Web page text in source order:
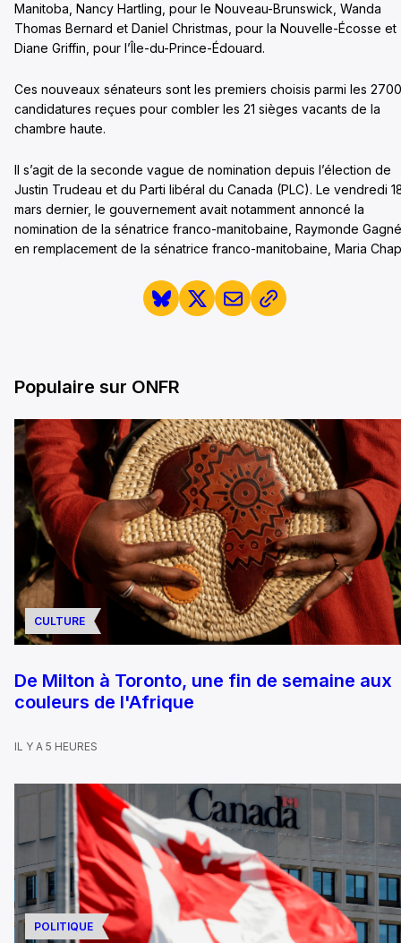
Manitoba, Nancy Hartling, pour le Nouveau-Brunswick, Wanda
Thomas Bernard et Daniel Christmas, pour la Nouvelle-Écosse et
Diane Griffin, pour l’Île-du-Prince-Édouard.
Ces nouveaux sénateurs sont les premiers choisis parmi les 2700
candidatures reçues pour combler les 21 sièges vacants de la
chambre haute.
Il s’agit de la seconde vague de nomination depuis l’élection de
Justin Trudeau et du Parti libéral du Canada (PLC). Le vendredi
mars dernier, le gouvernement avait notamment annoncé la
nomination de la sénatrice franco-manitobaine, Raymonde
en remplacement de la sénatrice franco-manitobaine, Maria
Populaire sur ONFR
CULTURE
De Milton à Toronto, une fin de semaine aux
couleurs de l'Afrique
IL Y A 5 HEURES
POLITIQUE